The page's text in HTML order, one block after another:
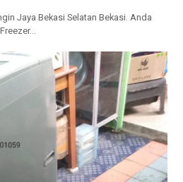
Jaya Bekasi Selatan Bekasi. Andа